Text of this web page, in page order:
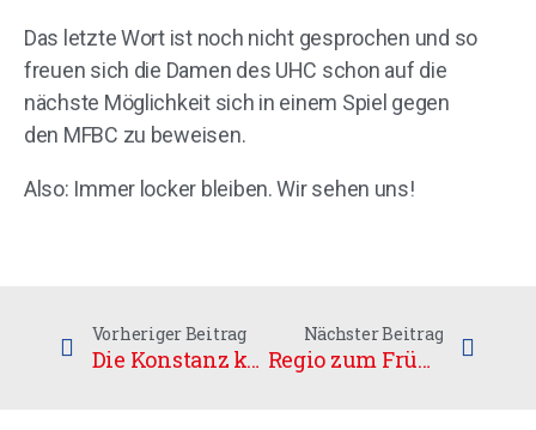
Das letzte Wort ist noch nicht gesprochen und so
freuen sich die Damen des UHC schon auf die
nächste Möglichkeit sich in einem Spiel gegen
den MFBC zu beweisen.
Also: Immer locker bleiben. Wir sehen uns!
Vorheriger Beitrag
Die Konstanz kehrt zurück
Nächster Beitrag
Regio zum Frühstück in Wernigerode